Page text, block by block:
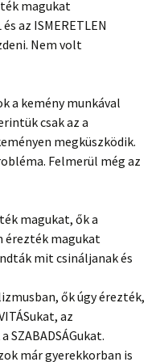
magukat
az ISMERETLEN
Nem volt
a kemény munkával
csak az a
megküszködik.
Felmerül még az
magukat, ők a
érezték magukat
mit csináljanak és
ők úgy érezték,
az
SZABADSÁGukat.
már gyerekkorban is